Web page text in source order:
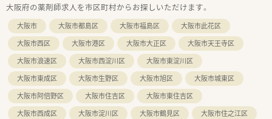
【想定される業務内容】
■淀川キリスト病院から届く内科や外科、小児科をはじめとする
総合科目の処方箋に基づき、正確な調剤や入念な監査を行いま
す。
■常時複数名体制が敷かれている環境のもとでスタッフ間で役
割を分担し、患者様への分かりやすく親身な服薬指導を行いま
す。
■多品目におよぶ医薬品を適切に在庫管理しながら、薬学におけ
る専門的な知識を自発的に学びつつ日々の薬務全般をこなしま
す。
大阪府の薬剤師求人を市区町村からお探しいただけます。
大阪市 大阪市都島区 大阪市福島区
大阪市此花区
大阪市西区
大阪市港区 大阪市大正区
大阪市天王寺区
大阪市浪速区
大阪市西淀川区
大阪市東淀川区
大阪市東成区
大阪市生野区 大阪市旭区
大阪市城東区
大阪市阿倍野区
大阪市住吉区
大阪市東住吉区
大阪市西成区
大阪市淀川区 大阪市鶴見区
大阪市住之江区